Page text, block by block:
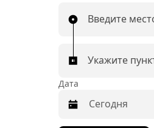
Введите
Укажите
Дата